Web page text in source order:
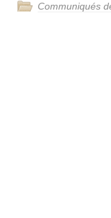
Communiqués